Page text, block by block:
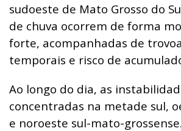
sudoeste de Mato Grosso do
de chuva ocorrem de forma
forte, acompanhadas de
temporais e risco de
Ao longo do dia, as
concentradas na metade sul,
e noroeste sul-mato-